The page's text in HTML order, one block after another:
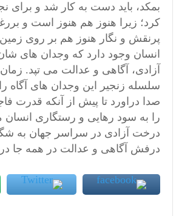
بمکد، باید دست به کار شد و برای
کرد؛ زیرا هنوز هم هنوز است و
پرنقش و نگار هنوز هم بر روی زمین
انسان وجود دارد که وجدان های
آزادی، آگاهی و عدالت می تپد.
سلسله زنجیر این وجدان های آگاه
صدا دراورد تا پیش از آنکه قدرت
را به سود رهایی و رستگاری انسان
درخت آزادی در سراسر جهان به
درفش آگاهی و عدالت در همه جا در